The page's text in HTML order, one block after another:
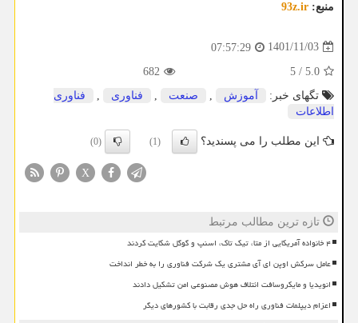
منبع: 93z.ir
1401/11/03
07:57:29
5.0
/
5
682
تگهای خبر:
آموزش , صنعت , فناوری ,
فناوری
اطلاعات
این مطلب را می پسندید؟ (1)
(0)
X
تازه ترین مطالب مرتبط
۴ خانواده آمریکایی از متا، تیک تاک، اسنپ و گوگل شکایت کردند
عامل سرکش اوپن ای آی مشتری یک شرکت فناوری را به خطر انداخت
انویدیا و مایکروسافت ائتلاف هوش مصنوعی امن تشکیل دادند
اعزام دیپلمات فناوری راه حل جدی رقابت با کشورهای دیگر